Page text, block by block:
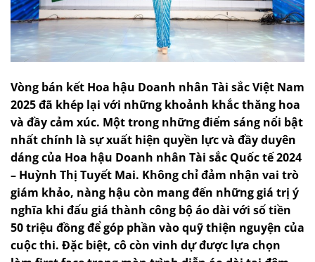
Vòng bán kết Hoa hậu Doanh nhân Tài sắc Việt Nam
2025 đã khép lại với những khoảnh khắc thăng hoa
và đầy cảm xúc. Một trong những điểm sáng nổi bật
nhất chính là sự xuất hiện quyền lực và đầy duyên
dáng của Hoa hậu Doanh nhân Tài sắc Quốc tế 2024
– Huỳnh Thị Tuyết Mai. Không chỉ đảm nhận vai trò
giám khảo, nàng hậu còn mang đến những giá trị ý
nghĩa khi đấu giá thành công bộ áo dài với số tiền
50 triệu đồng để góp phần vào quỹ thiện nguyện của
cuộc thi. Đặc biệt, cô còn vinh dự được lựa chọn